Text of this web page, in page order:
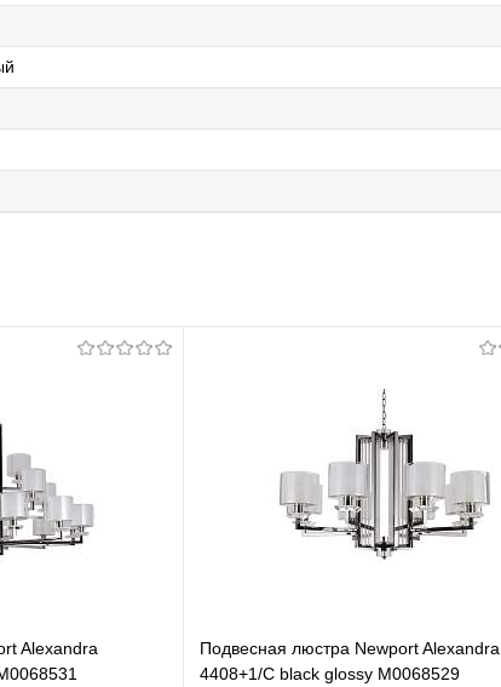
Alexandra
Подвесная люстра Newport Alexandra
4408+1/C black glossy М0068529